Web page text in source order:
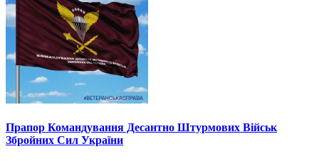
Прапор Командування Десантно Штурмових Військ
Збройних Сил України